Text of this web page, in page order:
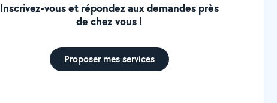
Inscrivez-vous et répondez aux demandes près
de chez vous !
Proposer mes services